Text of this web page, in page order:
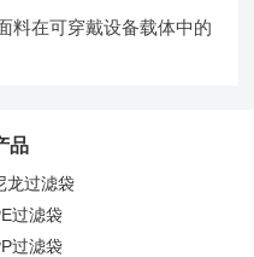
料在可穿戴设备载体中的
品
龙过滤袋
过滤袋
过滤袋